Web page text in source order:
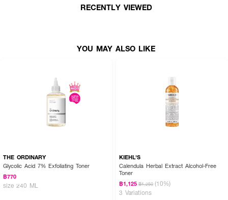
RECENTLY VIEWED
YOU MAY ALSO LIKE
THE ORDINARY
Glycolic Acid 7% Exfoliating Toner
฿770
size 240 ML
KIEHL'S
Calendula Herbal Extract Alcohol-Free
Toner
฿1,125 ฿1,250 (10%)
3 Variations